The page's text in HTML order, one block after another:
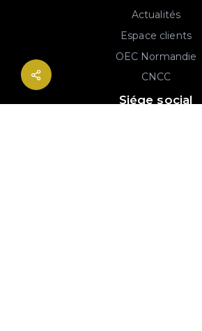
Actualités
Espace clients
OEC Normandie
CNCC
Siége social